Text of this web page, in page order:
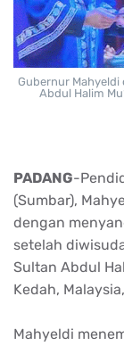
Gubernur
Abdul Halim
PADANG-
(Sumbar),
dengan
setelah
Sultan Abdul
Kedah,
Mahyeldi